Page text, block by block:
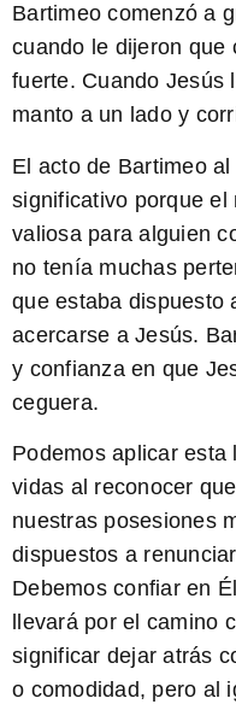
Bartimeo comenzó a
cuando le dijeron que
fuerte. Cuando Jesús
manto a un lado y
El acto de Bartimeo
significativo porque el
valiosa para alguien
no tenía muchas
que estaba dispuesto
acercarse a Jesús.
y confianza en que
ceguera.
Podemos aplicar
vidas al reconocer
nuestras posesiones
dispuestos a
Debemos confiar en
llevará por el camino
significar dejar atrás
o comodidad, pero al